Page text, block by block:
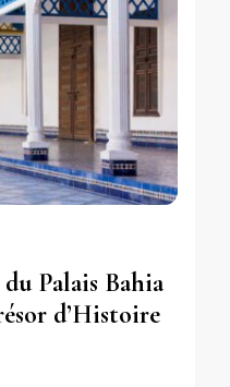
Palais Bahia
d’Histoire